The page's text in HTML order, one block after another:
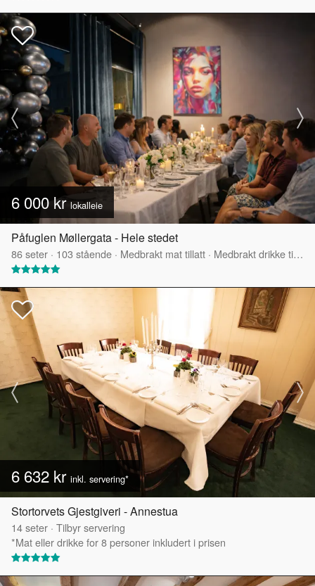
6 000 kr lokalleie
Påfuglen Møllergata - Hele stedet
86seter · 103 stående · Medbrakt mat tillatt · Medbrakt drikke tillatt
6 632 kr inkl. servering*
Stortorvets Gjestgiveri - Annestua
14seter · Tilbyr servering
*Mat eller drikke for 8 personer inkludert i prisen